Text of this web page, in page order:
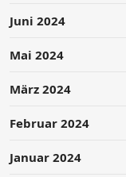
Juni 2024
Mai 2024
März 2024
Februar 2024
Januar 2024